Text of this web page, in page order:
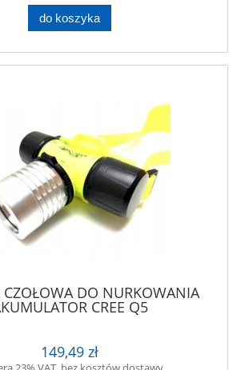
do koszyka
CZOŁOWA DO NURKOWANIA
CREE Q5
149,49 zł